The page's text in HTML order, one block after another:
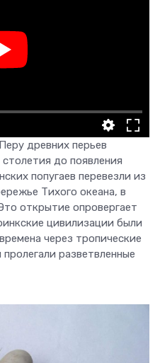
древних перьев
столетия до появления
попугаев перевезли из
Тихого океана, в
открытие опровергает
цивилизации были
через тропические
разветвленные